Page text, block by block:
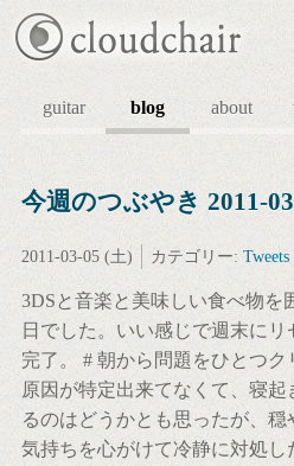
guitar blog about
今週のつぶやき 2011-
2011-03-05 (土) カテゴリー: Tweets
3DSと音楽と美味しい食べ物を
日でした。いい感じで週末にリ
完了。 # 朝から問題をひとつク
原因が特定出来てなくて、寝起
るのはどうかとも思ったが、穏
気持ちを心がけて冷静に対処し